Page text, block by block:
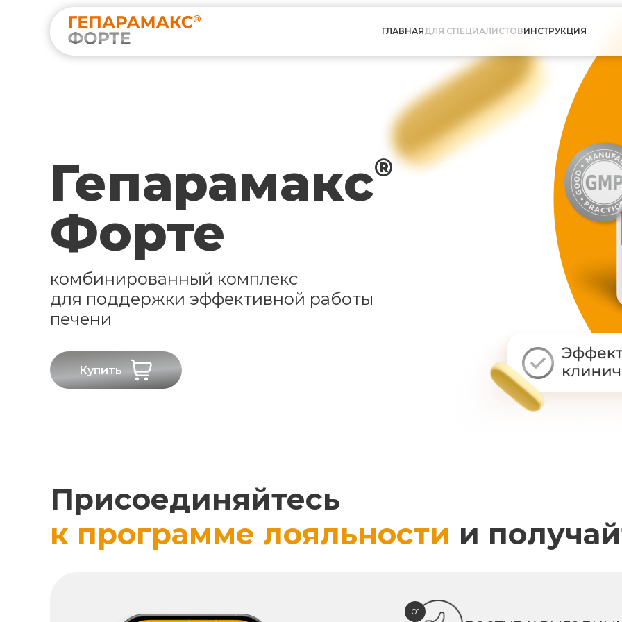
ГЛАВНАЯДЛЯ СПЕЦИАЛИСТОВИНСТРУКЦИЯ
Гепарамакс®
Форте
комбинированный комплекс
для поддержки эффективной работы
печени
Купить
Присоединяйтесь
к программе лояльности и
01